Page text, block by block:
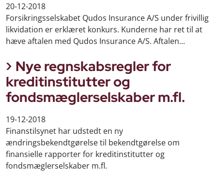
20-12-2018
Forsikringsselskabet Qudos Insurance A/S under frivillig
likvidation er erklæret konkurs. Kunderne har ret til at
hæve aftalen med Qudos Insurance A/S. Aftalen...
Nye regnskabsregler for
kreditinstitutter og
fondsmæglerselskaber m.fl.
19-12-2018
Finanstilsynet har udstedt en ny
ændringsbekendtgørelse til bekendtgørelse om
finansielle rapporter for kreditinstitutter og
fondsmæglerselskaber m.fl.